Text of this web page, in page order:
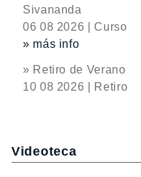
Sivananda
06 08 2026 | Curso
» más info
» Retiro de Verano
10 08 2026 | Retiro
Videoteca